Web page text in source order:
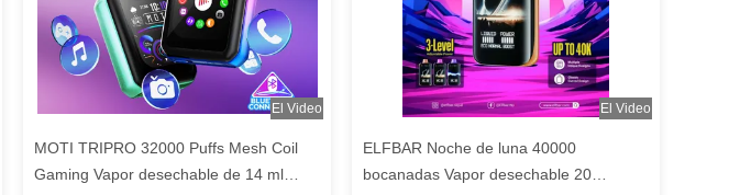
El Video
MOTI TRIPRO 32000 Puffs Mesh Coil
Gaming Vapor desechable de 14 ml
El Video
ELFBAR Noche de luna 40000
bocanadas Vapor desechable 20